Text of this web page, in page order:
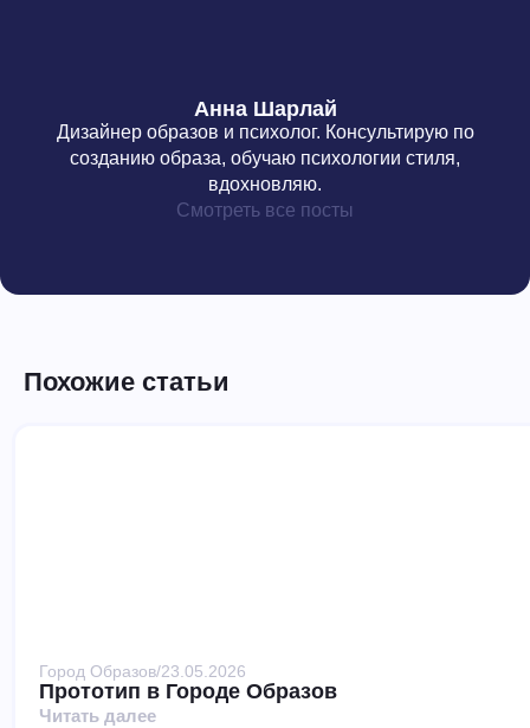
Анна Шарлай
Дизайнер образов и психолог. Консультирую по
созданию образа, обучаю психологии стиля,
вдохновляю.
Смотреть все посты
Похожие статьи
Город Образов/23.05.2026
Прототип в Городе Образов
Читать далее